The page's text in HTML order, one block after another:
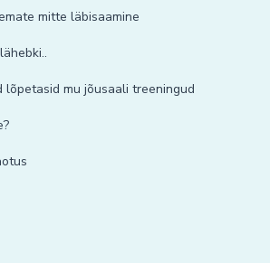
mitte läbisaamine
lõpetasid mu jõusaali treeningud